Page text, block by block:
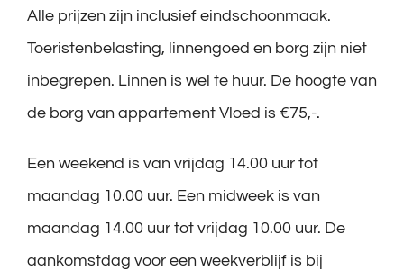
Alle prijzen zijn inclusief eindschoonmaak.
Toeristenbelasting, linnengoed en borg zijn niet
inbegrepen. Linnen is wel te huur. De hoogte van
de borg van appartement Vloed is €75,-.
Een weekend is van vrijdag 14.00 uur tot
maandag 10.00 uur. Een midweek is van
maandag 14.00 uur tot vrijdag 10.00 uur. De
aankomstdag voor een weekverblijf is bij